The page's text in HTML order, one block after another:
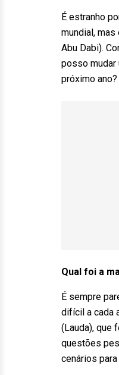
É estranho
mundial, mas
Abu Dabi).
posso mudar
próximo
Qual foi a
É sempre
difícil a cada
(Lauda), que
questões
cenários